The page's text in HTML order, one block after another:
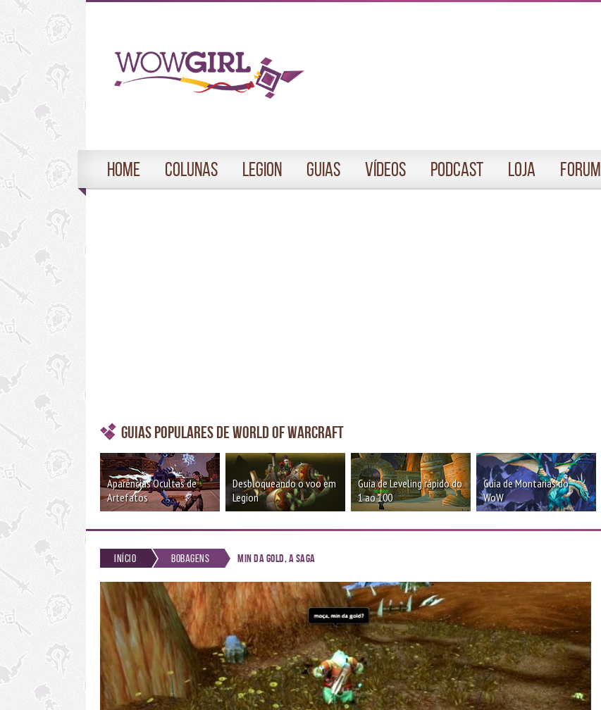
Home Colunas Legion Guias Vídeos Podcast Loja Forum
Guias Populares de World of Warcraft
Aparências Ocultas de
Artefatos
Desbloqueando o voo em
Legion
Guia de Leveling rápido do
1 ao 100
Guia de Montarias do
WoW
Início Bobagens Min da Gold, a Saga